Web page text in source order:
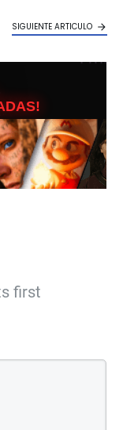
SIGUIENTE ARTICULO
first